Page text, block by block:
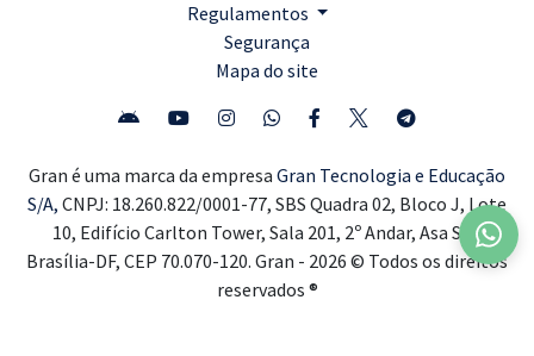
Regulamentos
Segurança
Mapa do site
Gran é uma marca da empresa Gran Tecnologia e Educação
S/A, CNPJ: 18.260.822/0001-77, SBS Quadra 02, Bloco J, Lote
10, Edifício Carlton Tower, Sala 201, 2º Andar, Asa Sul,
Brasília-DF, CEP 70.070-120. Gran - 2026 © Todos os direitos
reservados ®